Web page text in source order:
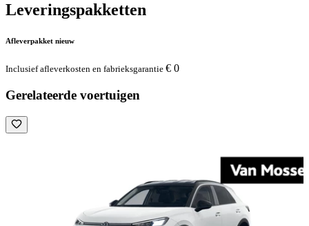
Leveringspakketten
Afleverpakket nieuw
Inclusief afleverkosten en fabrieksgarantie € 0
Gerelateerde voertuigen